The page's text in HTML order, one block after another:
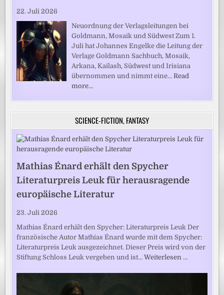
22. Juli 2026
Neuordnung der Verlagsleitungen bei
Goldmann, Mosaik und Südwest Zum 1.
Juli hat Johannes Engelke die Leitung der
Verlage Goldmann Sachbuch, Mosaik,
Arkana, Kailash, Südwest und Irisiana
übernommen und nimmt eine…Read
more…
SCIENCE-FICTION, FANTASY
Mathias Énard erhält den Spycher
Literaturpreis Leuk für herausragende
europäische Literatur
23. Juli 2026
Mathias Énard erhält den Spycher: Literaturpreis Leuk Der
französische Autor Mathias Énard wurde mit dem Spycher:
Literaturpreis Leuk ausgezeichnet. Dieser Preis wird von der
Stiftung Schloss Leuk vergeben und ist…Weiterlesen …